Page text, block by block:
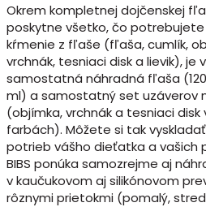
Okrem kompletnej dojčenskej
poskytne všetko, čo
kŕmenie z fľaše (fľaša, cumlík,
vrchnák, tesniaci disk a lievik), je
samostatná náhradná fľaša
ml) a samostatný set uzáverov
(objímka, vrchnák a tesniaci disk
farbách). Môžete si tak
potrieb vášho dieťatka a vašich
BIBS ponúka samozrejme aj
v kaučukovom aj silikónovom
rôznymi prietokmi (pomalý,